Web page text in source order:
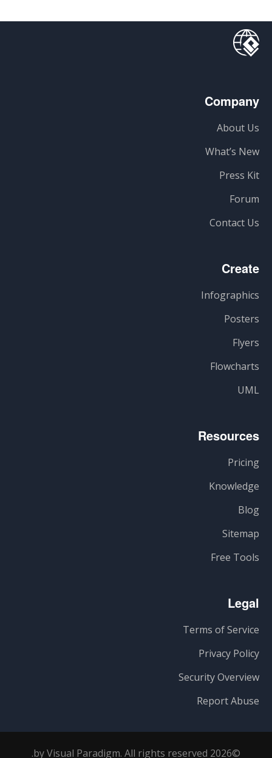
Company
About Us
What’s New
Press Kit
Forum
Contact Us
Create
Infographics
Posters
Flyers
Flowcharts
UML
Resources
Pricing
Knowledge
Blog
Sitemap
Free Tools
Legal
Terms of Service
Privacy Policy
Security Overview
Report Abuse
©2026 by Visual Paradigm. All rights reserved.